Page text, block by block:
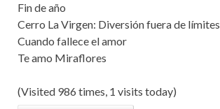
Fin de año
Cerro La Virgen: Diversión fuera de límites
Cuando fallece el amor
Te amo Miraflores
(Visited 986 times, 1 visits today)